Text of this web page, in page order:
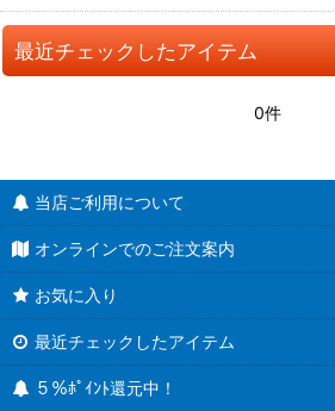
最近チェックしたアイテム
0件
当店ご利用について
オンラインでのご注文案内
お気に入り
最近チェックしたアイテム
５％ﾎﾟｲﾝﾄ還元中！